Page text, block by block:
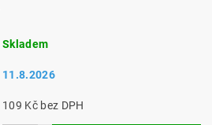
Skladem
11.8.2026
109 Kč bez DPH